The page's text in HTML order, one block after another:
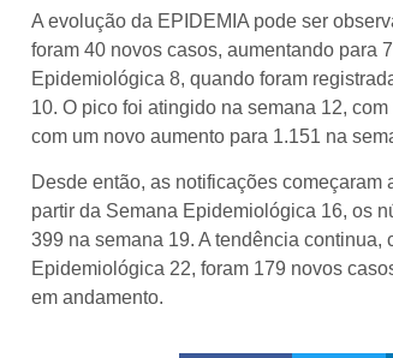
A evolução da EPIDEMIA pode ser
foram 40 novos casos, aumentando para
Epidemiológica 8, quando foram
10. O pico foi atingido na semana 12,
com um novo aumento para 1.151 na
Desde então, as notificações
partir da Semana Epidemiológica 16, os
399 na semana 19. A tendência
Epidemiológica 22, foram 179 novos
em andamento.